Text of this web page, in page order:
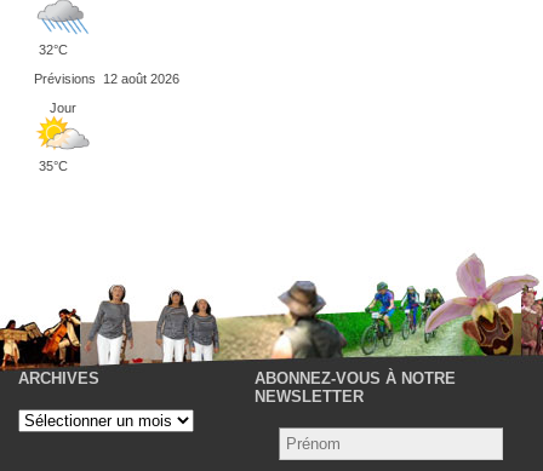
32°C
Prévisions
12 août 2026
Jour
35°C
ARCHIVES
Archives
ABONNEZ-VOUS À NOTRE
NEWSLETTER